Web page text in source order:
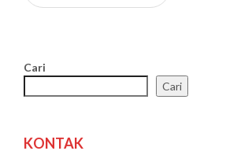
Cari
Cari
KONTAK